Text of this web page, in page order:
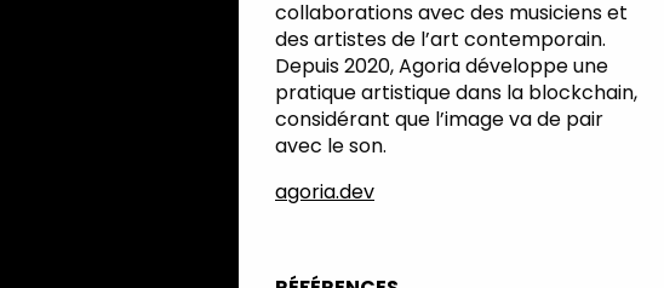
collaborations avec des musiciens et
des artistes de l’art contemporain.
Depuis 2020, Agoria développe une
pratique artistique dans la blockchain,
considérant que l’image va de pair
avec le son.
agoria.dev